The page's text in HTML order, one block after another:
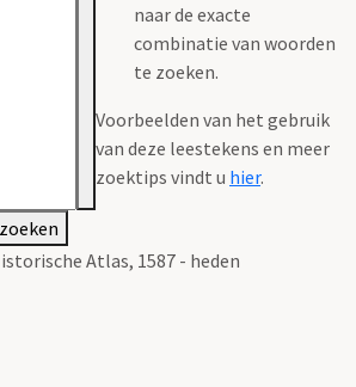
naar de exacte
combinatie van woorden
te zoeken.
Voorbeelden van het gebruik
van deze leestekens en meer
zoektips vindt u hier.
Atlas, 1587 - heden